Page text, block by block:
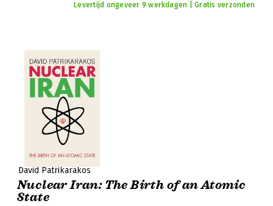
Levertijd ongeveer 9 werkdagen | Gratis verzonden
David Patrikarakos
Nuclear Iran: The Birth of an Atomic
State